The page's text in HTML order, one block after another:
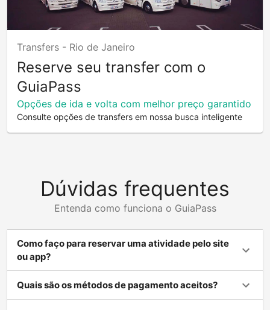
Transfers - Rio de Janeiro
Reserve seu transfer com o
GuiaPass
Opções de ida e volta com melhor preço garantido
Consulte opções de transfers em nossa busca inteligente
Dúvidas frequentes
Entenda como funciona o GuiaPass
Como faço para reservar uma atividade pelo site
ou app?
Quais são os métodos de pagamento aceitos?